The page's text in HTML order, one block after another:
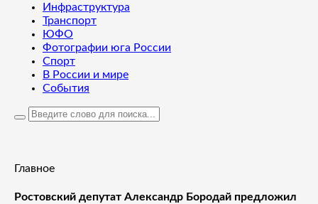
Инфраструктура
Транспорт
ЮФО
Фотографии юга России
Спорт
В России и мире
События
Главное
Ростовский депутат Александр Бородай предложил